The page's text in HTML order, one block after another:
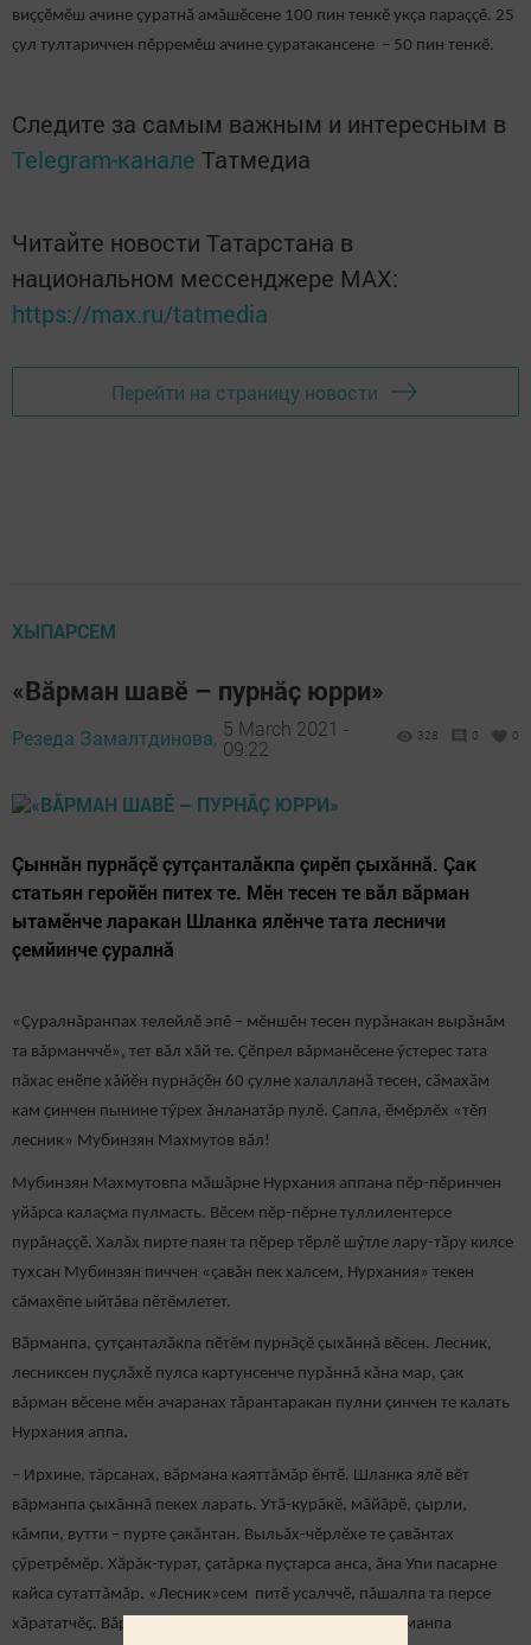
виҫҫӗмӗш ачине ҫуратнӑ амӑшӗсене 100 пин тенкӗ укçа параççӗ. 25
ҫул тултариччен пӗрремӗш ачине ҫуратакансене – 50 пин тенкӗ.
Следите за самым важным и интересным в
Telegram-канале Татмедиа
Читайте новости Татарстана в
национальном мессенджере MАХ:
https://max.ru/tatmedia
Перейти на страницу новости
ХЫПАРСЕМ
«Вӑрман шавӗ – пурнӑҫ юрри»
Резеда Замалтдинова, 5 March 2021 -
09:22
328 0 0
Çыннăн пурнӑҫӗ ҫутҫанталӑкпа çирӗп ҫыхӑннă. Çак
статьян геройӗн питех те. Мӗн тесен те вăл вăрман
ытамӗнче ларакан Шланка ялӗнче тата лесничи
ҫемйинче ҫуралнӑ
«Çуралнăранпах телейлӗ эпӗ – мӗншӗн тесен пурăнакан вырăнăм
та вăрманччӗ», тет вӑл хӑй те. Çӗпрел вăрманӗсене ӳстерес тата
пăхас енӗпе хăйӗн пурнăçӗн 60 çулне халалланă тесен, сӑмахăм
кам ҫинчен пынине тӳрех ӑнланатӑр пулӗ. Ҫапла, ӗмӗрлӗх «тӗп
лесник» Мубинзян Махмутов вăл!
Мубинзян Махмутовпа мăшăрне Нурхания аппана пӗр-пӗринчен
уйăрса калаçма пулмасть. Вӗсем пӗр-пӗрне туллилентерсе
пурăнаççӗ. Халăх пирте паян та пӗрер тӗрлӗ шӳтле лару-тӑру килсе
тухсан Мубинзян пиччен «çавăн пек халсем, Нурхания» текен
сăмахӗпе ыйтăва пӗтӗмлетет.
Вӑрманпа, ҫутҫанталӑкпа пӗтӗм пурнăçӗ çыхăннă вӗсен. Лесник,
лесниксен пуçлăхӗ пулса картунсенче пурăннă кăна мар, çак
вăрман вӗсене мӗн ачаранах тӑрантаракан пулни çинчен те калать
Нурхания аппа.
– Ирхине, тăрсанах, вӑрмана каяттăмăр ӗнтӗ. Шланка ялӗ вӗт
вăрманпа çыхăннă пекех ларать. Утӑ-курăкӗ, мăйăрӗ, çырли,
кăмпи, вутти – пурте çакăнтан. Выльӑх-чӗрлӗхе те ҫавӑнтах
çӳретрӗмӗр. Хăрăк-турат, çатăрка пуçтарса анса, ӑна Упи пасарне
кайса сутаттăмăр. «Лесник»сем питӗ усалччӗ, пăшалпа та персе
хăрататчӗç. Вăрланине тӳсеймен пулӗ. Халӑх ҫав вӑрманпа